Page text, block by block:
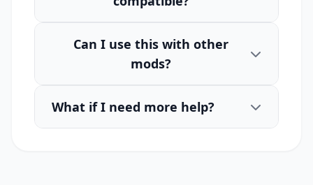
Can I use this with other
mods?
What if I need more help?